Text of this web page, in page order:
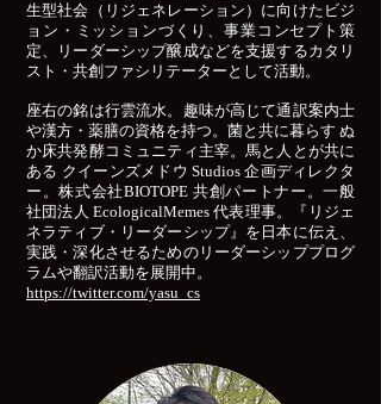
生型社会（リジェネレーション）に向けたビジ
ョン・ミッションづくり、事業コンセプト策
定、リーダーシップ醸成などを支援するカタリ
スト・共創ファシリテーターとして活動。
座右の銘は行雲流水。趣味が高じて通訳案内士
や漢方・薬膳の資格を持つ。菌と共に暮らす ぬ
か床共発酵コミュニティ主宰。馬と人とが共に
ある クイーンズメドウ Studios 企画ディレクタ
ー。株式会社BIOTOPE 共創パートナー。一般
社団法人 EcologicalMemes 代表理事。『リジェ
ネラティブ・リーダーシップ』を日本に伝え、
実践・深化させるためのリーダーシッププログ
ラムや翻訳活動を展開中。
https://twitter.com/yasu_cs